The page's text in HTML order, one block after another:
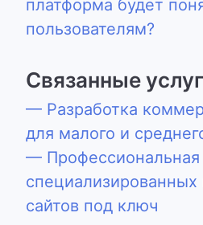
платформа будет
пользователям?
Связанные
— Разработка
для малого и
— Профессиональная
сайтов под ключ